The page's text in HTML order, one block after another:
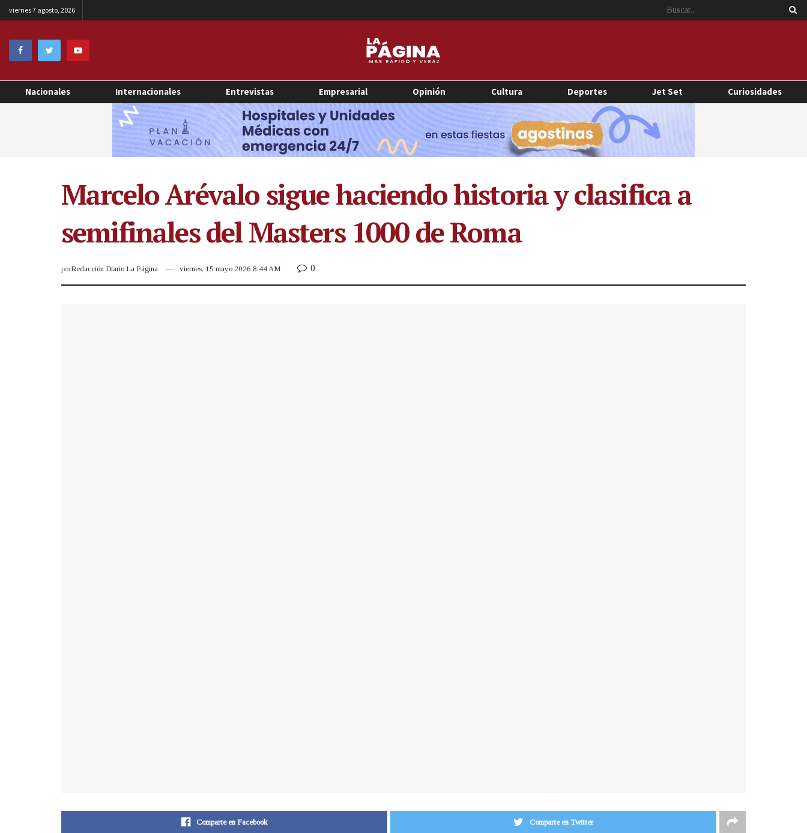
viernes 7 agosto, 2026
Nacionales Internacionales Entrevistas Empresarial Opinión Cultura Deportes Jet Set Curiosidades
Marcelo Arévalo sigue haciendo historia y clasifica a
semifinales del Masters 1000 de Roma
porRedacción Diario La Página viernes, 15 mayo 2026 8:44 AM 0
Comparte en Facebook Comparte en Twitter